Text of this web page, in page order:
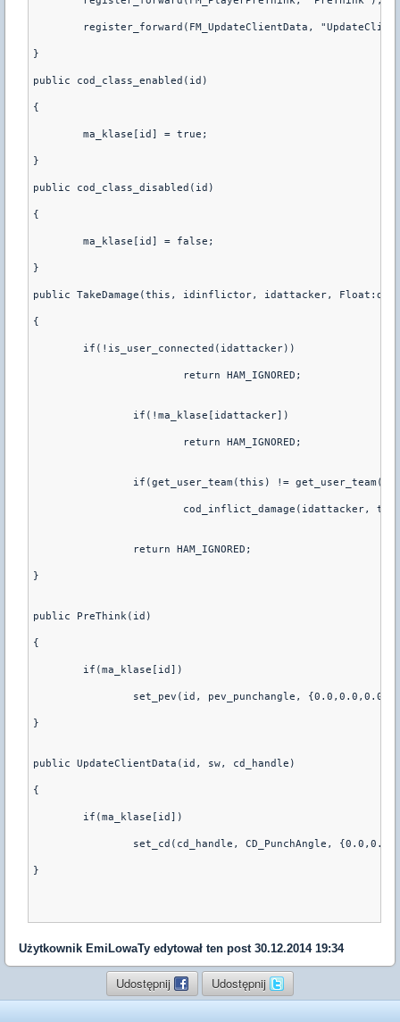
register_forward(FM_UpdateClientData,
}
public cod_class_enabled(id)
{
        ma_klase[id] = true;
}
public cod_class_disabled(id)
{
        ma_klase[id] = false;
}
public TakeDamage(this, idinflictor, idattacker,
{
        if(!is_user_connected(idattacker))
		        return HAM_IGNORED;
		if(!ma_klase[idattacker])
		        return HAM_IGNORED;
if(get_user_team(this) !=
cod_inflict_damage(idattacker,
		return HAM_IGNORED;
}
public PreThink(id)
{
	if(ma_klase[id])
		set_pev(id, pev_punchangle, {0.0,0.0,0.0})
}
public UpdateClientData(id, sw, cd_handle)
{
	if(ma_klase[id])
set_cd(cd_handle, CD_PunchAngle,
}
Użytkownik EmiLowaTy edytował ten post 30.12.2014 19:34
Udostępnij Udostępnij